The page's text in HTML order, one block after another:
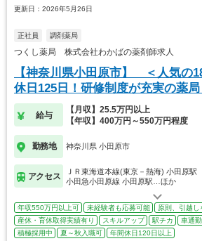
更新日：2026年5月26日
正社員 調剤薬局
つくし薬局 株式会社わかばの薬剤師求人
【神奈川県小田原市】 ＜人気の
休日125日！研修制度が充実の薬局
給与
【月収】25.5万円以上
【年収】400万円～550万円程度
勤務地 神奈川県 小田原市
アクセス
ＪＲ東海道本線(東京－熱海) 小田原駅
小田急小田原線 小田原駅…ほか
年収550万円以上可 未経験者も応募可能
原則、引越し
産休・育休取得実績有り
スキルアップ 駅チカ 車通
積極採用中
夏～秋入職可 年間休日120日以上